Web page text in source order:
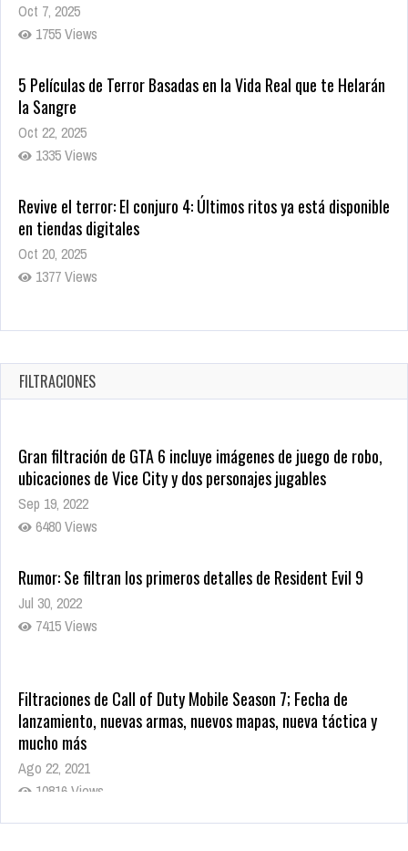
Oct 7, 2025
1755 Views
5 Películas de Terror Basadas en la Vida Real que te Helarán
la Sangre
Oct 22, 2025
1335 Views
Revive el terror: El conjuro 4: Últimos ritos ya está disponible
en tiendas digitales
Oct 20, 2025
1377 Views
Warner Bros. lleva a las tiendas digitales su racha de
Oct 17, 2025
1431 Views
FILTRACIONES
Gran filtración de GTA 6 incluye imágenes de juego de robo,
ubicaciones de Vice City y dos personajes jugables
Sep 19, 2022
6480 Views
Rumor: Se filtran los primeros detalles de Resident Evil 9
Jul 30, 2022
7415 Views
Filtraciones de Call of Duty Mobile Season 7; Fecha de
lanzamiento, nuevas armas, nuevos mapas, nueva táctica y
mucho más
Ago 22, 2021
10816 Views
La configuración de Call of Duty 2021 aparentemente ya fue